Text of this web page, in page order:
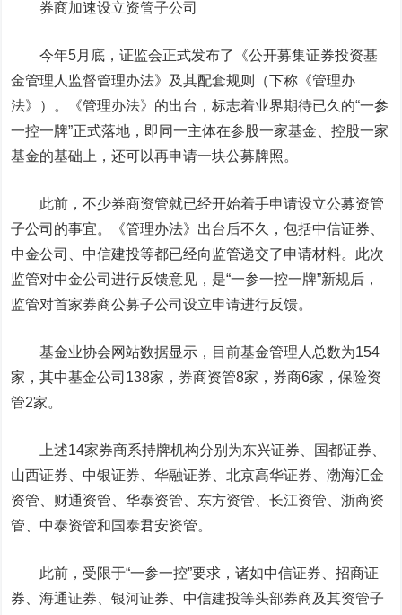
券商加速设立资管子公司
今年5月底，证监会正式发布了《公开募集证券投资基
金管理人监督管理办法》及其配套规则（下称《管理办
法》）。《管理办法》的出台，标志着业界期待已久的“一参
一控一牌”正式落地，即同一主体在参股一家基金、控股一家
基金的基础上，还可以再申请一块公募牌照。
此前，不少券商资管就已经开始着手申请设立公募资管
子公司的事宜。《管理办法》出台后不久，包括中信证券、
中金公司、中信建投等都已经向监管递交了申请材料。此次
监管对中金公司进行反馈意见，是“一参一控一牌”新规后，
监管对首家券商公募子公司设立申请进行反馈。
基金业协会网站数据显示，目前基金管理人总数为154
家，其中基金公司138家，券商资管8家，券商6家，保险资
管2家。
上述14家券商系持牌机构分别为东兴证券 、国都证券、
山西证券
中银证券 、华融证券、北京高华证券、渤海汇金
资管、财通资管、华泰资管、东方资管、长江资管、浙商资
管、中泰资管和国泰君安资管。
此前，受限于“一参一控”要求，诸如中信证券、招商证
券 、海通证券 、银河证券、中信建投等头部券商及其资管子